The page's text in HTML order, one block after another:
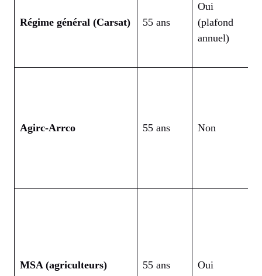
Régime général (Carsat) 55 ans
Oui
(plafond
annuel)
Agirc-Arrco 55 ans Non
MSA (agriculteurs) 55 ans Oui